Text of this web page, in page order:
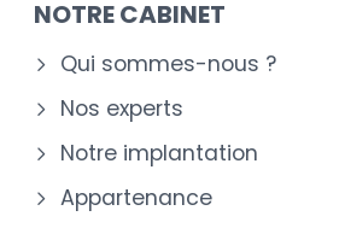
NOTRE CABINET
Qui sommes-nous ?
Nos experts
Notre implantation
Appartenance